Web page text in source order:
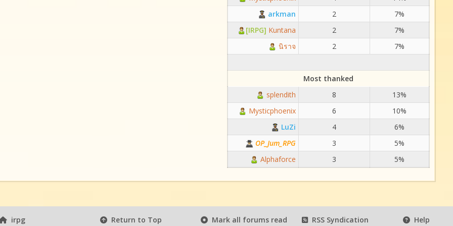
arkman
2
7%
[IRPG] Kuntana 2
7%
นิราจ
2 7%
Most thanked
splendith
8
13%
Mysticphoenix
6
10%
LuZi
4
6%
OP_Jum_RPG
3
5%
Alphaforce
3 5%
irpg Return to Top Mark all forums read RSS Syndication Help